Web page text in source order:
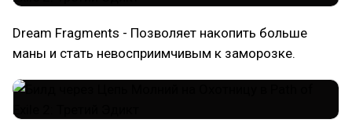
Dream Fragments - Позволяет накопить больше
маны и стать невосприимчивым к заморозке.